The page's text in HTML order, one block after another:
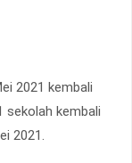
2021 kembali
sekolah kembali
2021.